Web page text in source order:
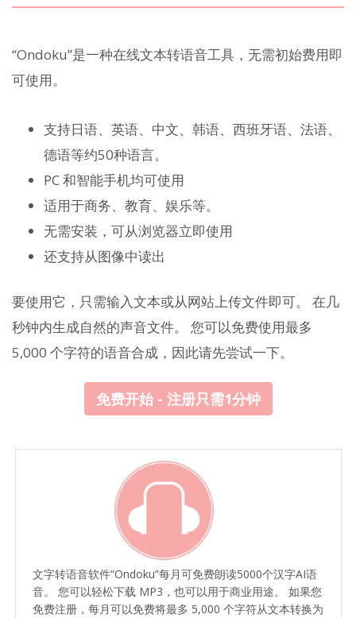
“Ondoku”是一种在线文本转语音工具，无需初始费用即
可使用。
支持日语、英语、中文、韩语、西班牙语、法语、
德语等约50种语言。
PC 和智能手机均可使用
适用于商务、教育、娱乐等。
无需安装，可从浏览器立即使用
还支持从图像中读出
要使用它，只需输入文本或从网站上传文件即可。 在几
秒钟内生成自然的声音文件。 您可以免费使用最多
5,000 个字符的语音合成，因此请先尝试一下。
免费开始 - 注册只需1分钟
文字转语音软件“Ondoku”每月可免费朗读5000个汉字AI语
音。 您可以轻松下载 MP3，也可以用于商业用途。 如果您
免费注册，每月可以免费将最多 5,000 个字符从文本转换为